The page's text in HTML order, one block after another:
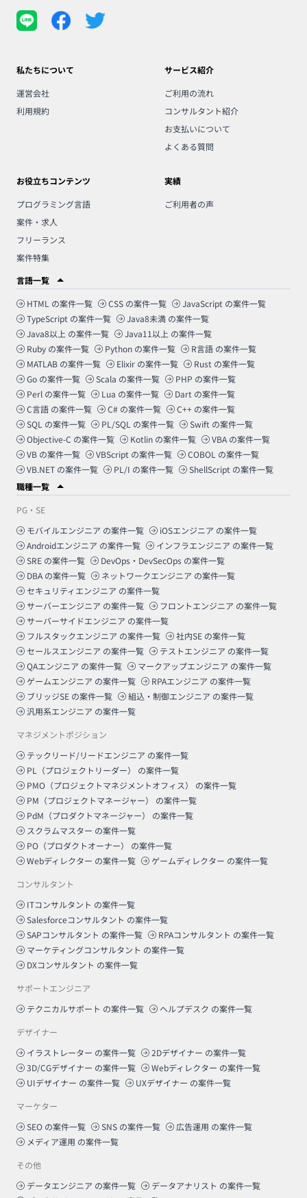
私たちについて
運営会社
利用規約
サービス紹介
ご利用の流れ
コンサルタント紹介
お支払いについて
よくある質問
お役立ちコンテンツ
プログラミング言語
案件・求人
フリーランス
案件特集
実績
ご利用者の声
言語一覧
HTML の案件一覧 CSS の案件一覧 JavaScript の案件一覧
TypeScript の案件一覧 Java8未満 の案件一覧
Java8以上 の案件一覧 Java11以上 の案件一覧
Ruby の案件一覧 Python の案件一覧 R言語 の案件一覧
MATLAB の案件一覧 Elixir の案件一覧 Rust の案件一覧
Go の案件一覧 Scala の案件一覧 PHP の案件一覧
Perl の案件一覧 Lua の案件一覧 Dart の案件一覧
C言語 の案件一覧 C# の案件一覧 C++ の案件一覧
SQL の案件一覧 PL/SQL の案件一覧 Swift の案件一覧
Objective-C の案件一覧 Kotlin の案件一覧 VBA の案件一覧
VB の案件一覧 VBScript の案件一覧 COBOL の案件一覧
VB.NET の案件一覧 PL/I の案件一覧 ShellScript の案件一覧
職種一覧
PG・SE
モバイルエンジニア の案件一覧 iOSエンジニア の案件一覧
Androidエンジニア の案件一覧 インフラエンジニア の案件一覧
SRE の案件一覧 DevOps・DevSecOps の案件一覧
DBA の案件一覧 ネットワークエンジニア の案件一覧
セキュリティエンジニア の案件一覧
サーバーエンジニア の案件一覧 フロントエンジニア の案件一覧
サーバーサイドエンジニア の案件一覧
フルスタックエンジニア の案件一覧 社内SE の案件一覧
セールスエンジニア の案件一覧 テストエンジニア の案件一覧
QAエンジニア の案件一覧 マークアップエンジニア の案件一覧
ゲームエンジニア の案件一覧 RPAエンジニア の案件一覧
ブリッジSE の案件一覧 組込・制御エンジニア の案件一覧
汎用系エンジニア の案件一覧
マネジメントポジション
テックリード/リードエンジニア の案件一覧
PL（プロジェクトリーダー）
の案件一覧
PMO（プロジェクトマネジメントオフィス）
の案件一覧
PM（プロジェクトマネージャー）
の案件一覧
PdM（プロダクトマネージャー）
の案件一覧
スクラムマスター の案件一覧
PO（プロダクトオーナー）
の案件一覧
Webディレクター の案件一覧 ゲームディレクター の案件一覧
コンサルタント
ITコンサルタント の案件一覧
Salesforceコンサルタント の案件一覧
SAPコンサルタント の案件一覧 RPAコンサルタント の案件一覧
マーケティングコンサルタント の案件一覧
DXコンサルタント の案件一覧
サポートエンジニア
テクニカルサポート の案件一覧 ヘルプデスク の案件一覧
デザイナー
イラストレーター の案件一覧 2Dデザイナー の案件一覧
3D/CGデザイナー の案件一覧 Webディレクター の案件一覧
UIデザイナー の案件一覧 UXデザイナー の案件一覧
マーケター
SEO の案件一覧 SNS の案件一覧 広告運用 の案件一覧
メディア運用 の案件一覧
その他
データエンジニア の案件一覧 データアナリスト の案件一覧